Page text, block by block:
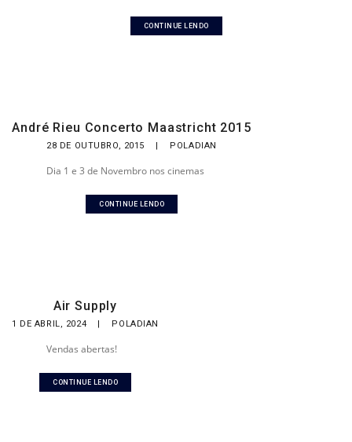
CONTINUE LENDO
André Rieu Concerto Maastricht 2015
28 DE OUTUBRO, 2015 | POLADIAN
Dia 1 e 3 de Novembro nos cinemas
CONTINUE LENDO
Air Supply
1 DE ABRIL, 2024 | POLADIAN
Vendas abertas!
CONTINUE LENDO